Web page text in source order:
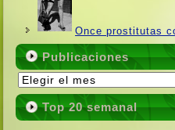
Once prostitutas
Publicaciones
Publicaciones
Top 20 semanal